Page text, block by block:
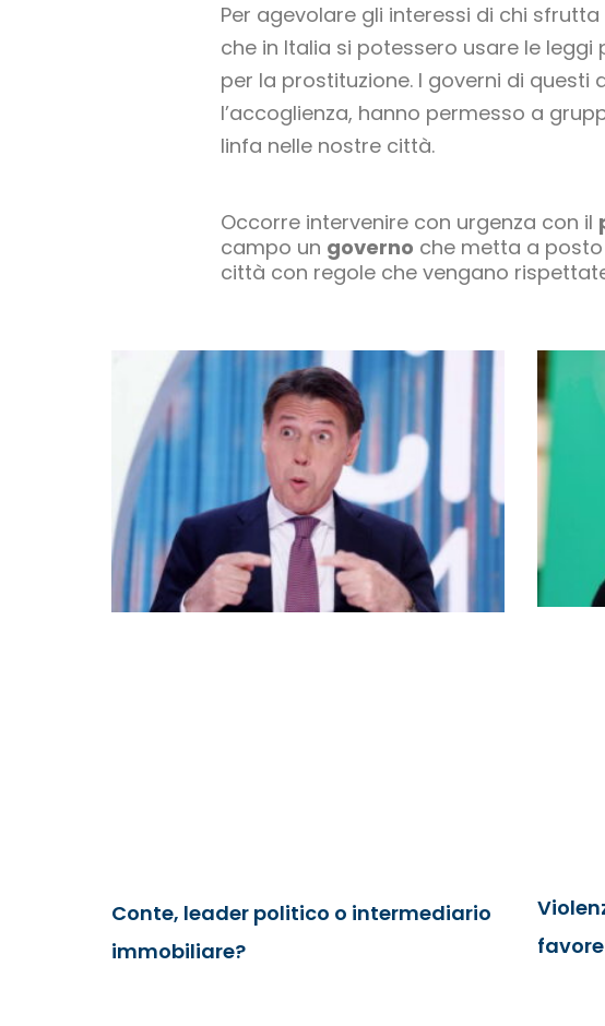
Per agevolare gli interessi di chi
che in Italia si potessero usare le
per la prostituzione. I governi di questi
l’accoglienza, hanno permesso a
linfa nelle nostre città.
Occorre intervenire con urgenza con il
campo un governo che metta a
città con regole che vengano
Conte, leader politico o intermediario
immobiliare?